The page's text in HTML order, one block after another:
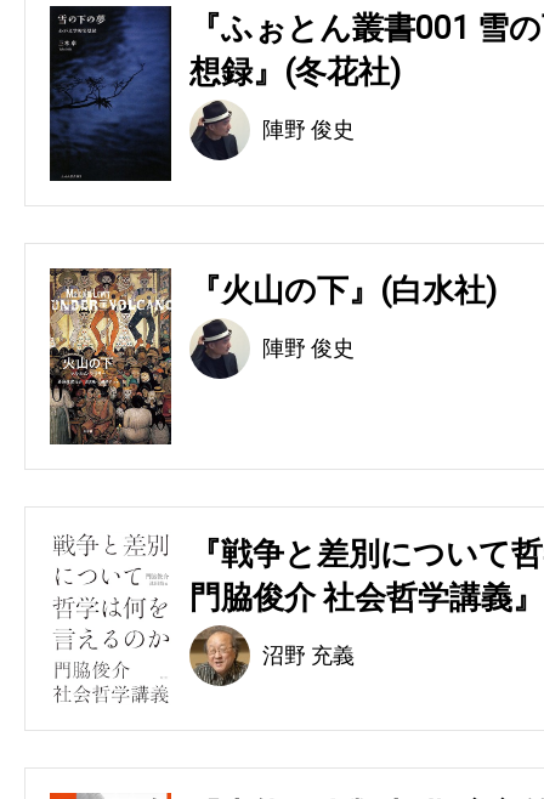
『ふぉとん叢書001 雪
想録』(冬花社)
陣野 俊史
『火山の下』(白水社)
陣野 俊史
『戦争と差別について
門脇俊介 社会哲学講義
沼野 充義